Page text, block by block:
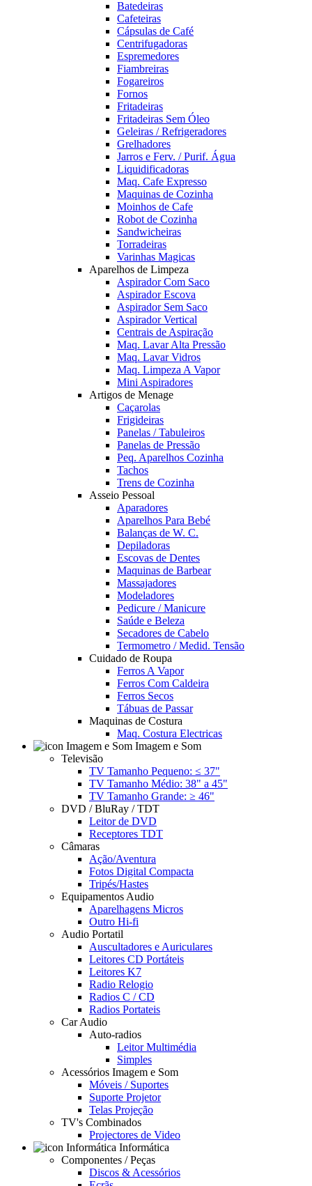
Batedeiras
Cafeteiras
Cápsulas de Café
Centrifugadoras
Espremedores
Fiambreiras
Fogareiros
Fornos
Fritadeiras
Fritadeiras Sem Óleo
Geleiras / Refrigeradores
Grelhadores
Jarros e Ferv. / Purif. Água
Liquidificadoras
Maq. Cafe Expresso
Maquinas de Cozinha
Moinhos de Cafe
Robot de Cozinha
Sandwicheiras
Torradeiras
Varinhas Magicas
Aparelhos de Limpeza
Aspirador Com Saco
Aspirador Escova
Aspirador Sem Saco
Aspirador Vertical
Centrais de Aspiração
Maq. Lavar Alta Pressão
Maq. Lavar Vidros
Maq. Limpeza A Vapor
Mini Aspiradores
Artigos de Menage
Caçarolas
Frigideiras
Panelas / Tabuleiros
Panelas de Pressão
Peq. Aparelhos Cozinha
Tachos
Trens de Cozinha
Asseio Pessoal
Aparadores
Aparelhos Para Bebé
Balanças de W. C.
Depiladoras
Escovas de Dentes
Maquinas de Barbear
Massajadores
Modeladores
Pedicure / Manicure
Saúde e Beleza
Secadores de Cabelo
Termometro / Medid. Tensão
Cuidado de Roupa
Ferros A Vapor
Ferros Com Caldeira
Ferros Secos
Tábuas de Passar
Maquinas de Costura
Maq. Costura Electricas
Imagem e Som
Televisão
TV Tamanho Pequeno: ≤ 37"
TV Tamanho Médio: 38" a 45"
TV Tamanho Grande: ≥ 46"
DVD / BluRay / TDT
Leitor de DVD
Receptores TDT
Câmaras
Ação/Aventura
Fotos Digital Compacta
Tripés/Hastes
Equipamentos Audio
Aparelhagens Micros
Outro Hi-fi
Audio Portatil
Auscultadores e Auriculares
Leitores CD Portáteis
Leitores K7
Radio Relogio
Radios C / CD
Radios Portateis
Car Audio
Auto-radios
Leitor Multimédia
Simples
Acessórios Imagem e Som
Móveis / Suportes
Suporte Projetor
Telas Projeção
TV's Combinados
Projectores de Video
Informática
Componentes / Peças
Discos & Acessórios